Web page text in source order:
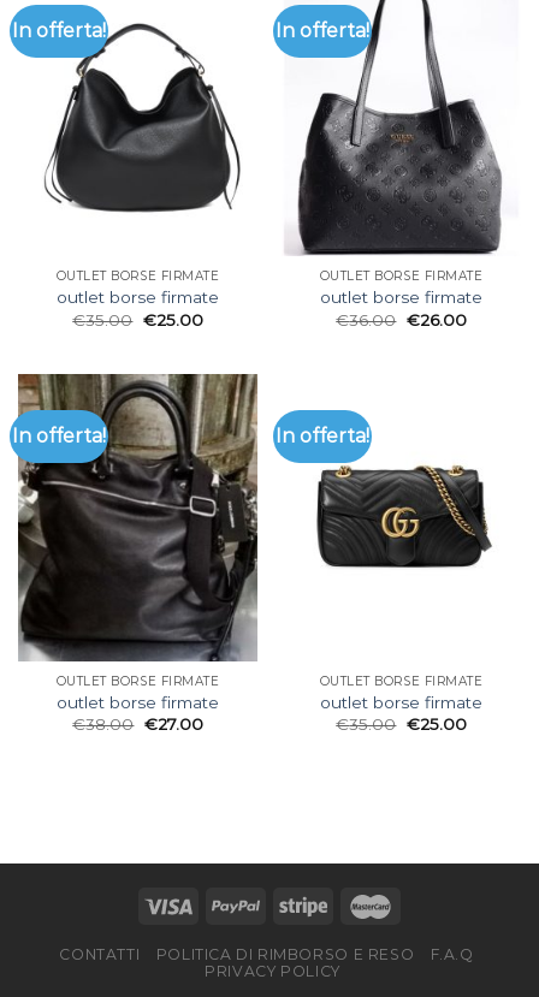
In offerta!
OUTLET BORSE FIRMATE
outlet borse firmate
€35.00 €25.00
In offerta!
OUTLET BORSE FIRMATE
outlet borse firmate
€36.00 €26.00
In offerta!
OUTLET BORSE FIRMATE
outlet borse firmate
€38.00 €27.00
In offerta!
OUTLET BORSE FIRMATE
outlet borse firmate
€35.00 €25.00
CONTATTI POLITICA DI RIMBORSO E RESO
F.A.Q
PRIVACY POLICY